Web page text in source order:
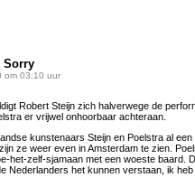
Sorry
om 03:10 uur
Robert Steijn zich halverwege de
er vrijwel onhoorbaar achteraan.
kunstenaars Steijn en Poelstra al een
ze weer even in Amsterdam te zien.
het-zelf-sjamaan met een woeste baard.
Nederlanders het kunnen verstaan, ik